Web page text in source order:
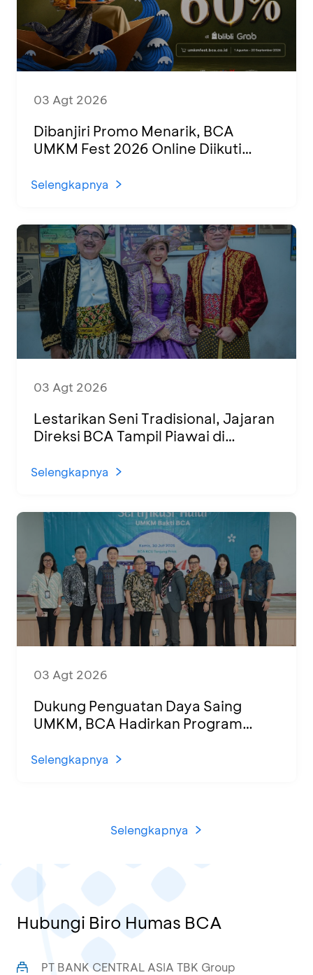
03 Agt 2026
Dibanjiri Promo Menarik, BCA
UMKM Fest 2026 Online Diikuti
Selengkapnya
03 Agt 2026
Lestarikan Seni Tradisional, Jajaran
Direksi BCA Tampil Piawai di
Selengkapnya
03 Agt 2026
Dukung Penguatan Daya Saing
UMKM, BCA Hadirkan Program
di KCU Tanjung Priok
Selengkapnya
Selengkapnya
Hubungi Biro Humas BCA
PT BANK CENTRAL ASIA TBK Group